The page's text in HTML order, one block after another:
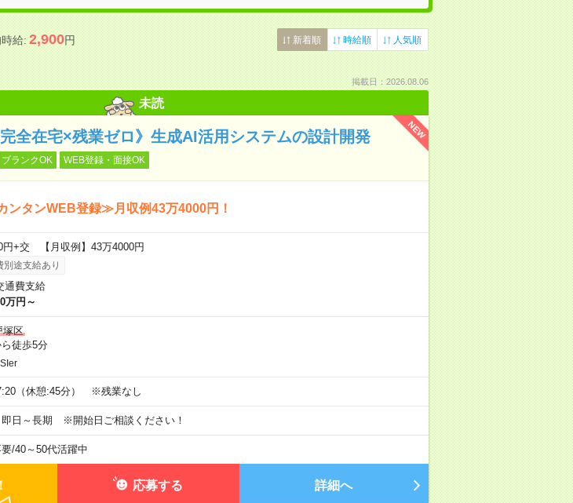
給:2,900円 新着順 時給順 人気順
掲載日：2026.08.06
未読
NEW
全在宅×残業ゼロ》生成AI活用システムの設計開発
ブランクOK WEB登録・面接OK
ンタンWEB登録≫月収例43万4000円！
円+交 【月収例】43万4000円
別途支給あり
通費支給
万円～
塚区
徒歩5分
（休憩:45分） ※残業なし
即日～長期 ※開始日ご相談ください！
/40～50代活躍中
応募する 詳細へ